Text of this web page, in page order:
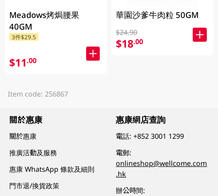
Meadows烤焗腰果
40GM
3件$29.5
$11.00
華園沙爹牛肉粒 50GM
$24.90
$18.00
Item code: 256867
關於惠康
關於惠康
推廣活動及服務
惠康 WhatsApp 條款及細則
門市退/換貨政策
惠康網店查詢
電話:+852 3001 1299
電郵:
onlineshop@wellcome.com
.hk
辦公時間: